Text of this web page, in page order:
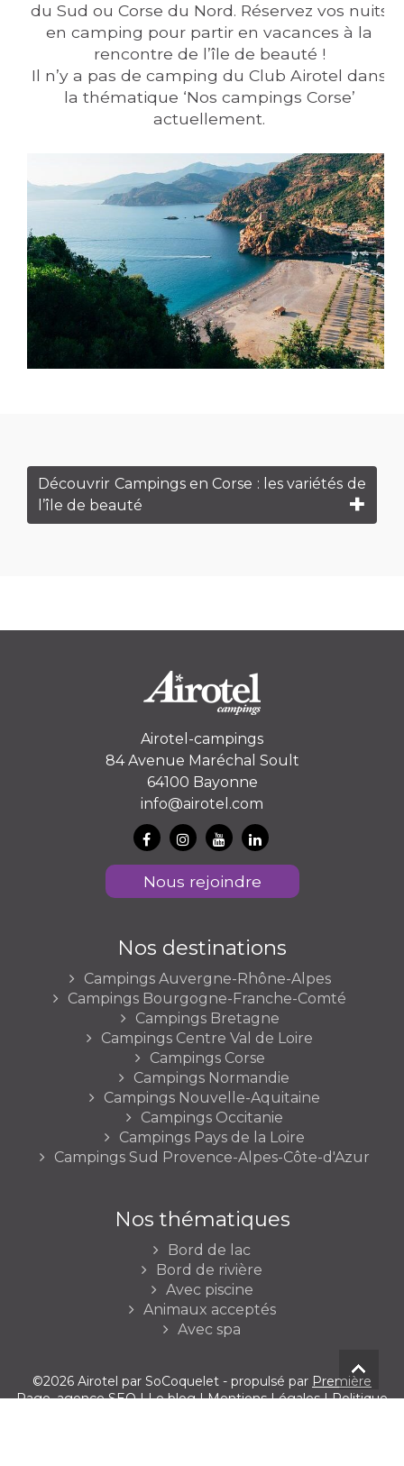
du Sud ou Corse du Nord. Réservez vos nuits
en camping pour partir en vacances à la
rencontre de l’île de beauté !
Il n’y a pas de camping du Club Airotel dans
la thématique ‘Nos campings Corse’
actuellement.
Découvrir Campings en Corse : les variétés de
l’île de beauté
Airotel-campings
84 Avenue Maréchal Soult
64100 Bayonne
info@airotel.com
Nous rejoindre
Nos destinations
Campings Auvergne-Rhône-Alpes
Campings Bourgogne-Franche-Comté
Campings Bretagne
Campings Centre Val de Loire
Campings Corse
Campings Normandie
Campings Nouvelle-Aquitaine
Campings Occitanie
Campings Pays de la Loire
Campings Sud Provence-Alpes-Côte-d'Azur
Nos thématiques
Bord de lac
Bord de rivière
Avec piscine
Animaux acceptés
Avec spa
©2026 Airotel par SoCoquelet - propulsé par Première
Page, agence SEO |Le blog|Mentions Légales|Politique